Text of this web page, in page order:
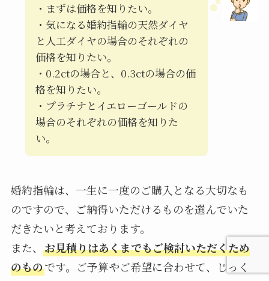
・まずは価格を知りたい。
・気になる婚約指輪の天然ダイヤ
と人工ダイヤの場合のそれぞれの
価格を知りたい。
・0.2ctの場合と、0.3ctの場合の価
格を知りたい。
・プラチナとイエローゴールドの
場合のそれぞれの価格を知りた
い。
婚約指輪は、一生に一度のご購入となる大切なも
のですので、ご納得いただけるものを選んでいた
だきたいと考えております。
また、 お見積りはあくまでもご検討いただくため
のものです。ご予算やご希望に合わせて、じっく